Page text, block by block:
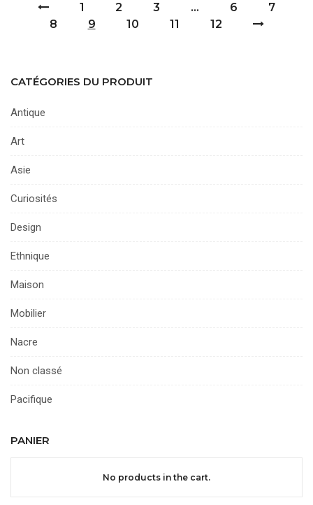
1 2 3 … 6
7
8
9 10 11 12
CATÉGORIES DU PRODUIT
Antique
Art
Asie
Curiosités
Design
Ethnique
Maison
Mobilier
Nacre
Non classé
Pacifique
PANIER
No products in the cart.